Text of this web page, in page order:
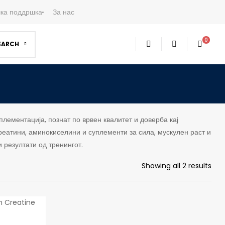
поддршка За нас
0
познат по врвен квалитет и доверба кај
аминокиселини и суплементи за сила, мускулен раст и
од тренингот.
Showing all 2 results